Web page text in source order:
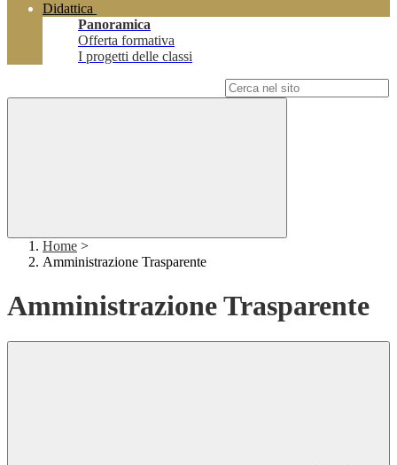
Didattica
Panoramica
Offerta formativa
I progetti delle classi
Home >
Amministrazione Trasparente
Amministrazione Trasparente